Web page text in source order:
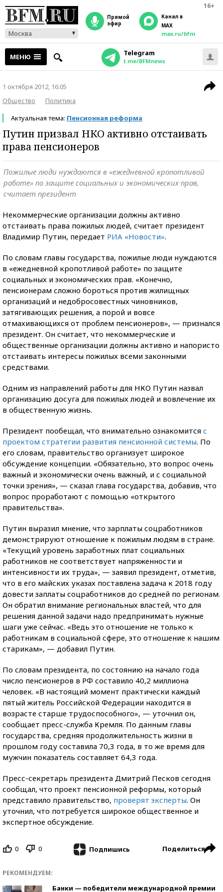
16+
Москва
прямой
эфир
Канал в
MAX
max.ru/bfm
МЕНЮ Telegram
t.me/BFMnews
1 октября 2012, 16:05
Общество
Политика
Актуальная тема: Пенсионная реформа
Путин призвал НКО активно отстаивать
права пенсионеров
Пожилые люди нуждаются в «ежедневной кропотливой
работе» по защите социальных и экономических прав,
считает президент
Некоммерческие организации должны активно
отстаивать права пожилых людей, считает президент
Владимир Путин, передает РИА «Новости».
По словам главы государства, пожилые люди нуждаются
в «ежедневной кропотливой работе» по защите
социальных и экономических прав. «Конечно,
пенсионерам сложно бороться против жилищных
организаций и недобросовестных чиновников,
затягивающих решения, а порой и вовсе
отмахивающихся от проблем пенсионеров», — признался
президент. Он считает, что некоммерческие и
общественные организации должны активно и напористо
отстаивать интересы пожилых всеми законными
средствами.
Одним из направлений работы для НКО Путин назвал
организацию досуга для пожилых людей и вовлечение их
в общественную жизнь.
Президент пообещал, что внимательно ознакомится с
проектом стратегии развития пенсионной системы. По
его словам, правительство организует широкое
обсуждение концепции. «Обязательно, это вопрос очень
важный и экономически очень важный, и с социальной
точки зрения», — сказал глава государства, добавив, что
вопрос проработают с помощью «открытого
правительства».
Путин выразил мнение, что зарплаты соцработников
демонстрируют отношение к пожилым людям в стране.
«Текущий уровень заработных плат социальных
работников не соответствует напряженности и
интенсивности их труда», — заявил президент, отметив,
что в его майских указах поставлена задача к 2018 году
довести заплаты соцработников до средней по регионам.
Он обратил внимание региональных властей, что для
решения данной задачи надо предпринимать нужные
шаги уже сейчас. «Ведь это отношение не только к
работникам в социальной сфере, это отношение к нашим
старикам», — добавил Путин.
По словам президента, по состоянию на начало года
число пенсионеров в РФ составило 40,2 миллиона
человек. «В настоящий момент практически каждый
пятый житель Российской Федерации находится в
возрасте старше трудоспособного», — уточнил он,
сообщает пресс-служба Кремля. По данным главы
государства, средняя продолжительность жизни в
прошлом году составила 70,3 года, в то же время для
мужчин показатель составляет 64,3 года.
Пресс-секретарь президента Дмитрий Песков сегодня
сообщал, что проект пенсионной реформы, который
представило правительство, проверят эксперты. Он
уточнил, что потребуется широкое общественное и
экспертное обсуждение.
0 0 Подпишись Поделиться
РЕКОМЕНДУЕМ:
Банки — победители международной премии